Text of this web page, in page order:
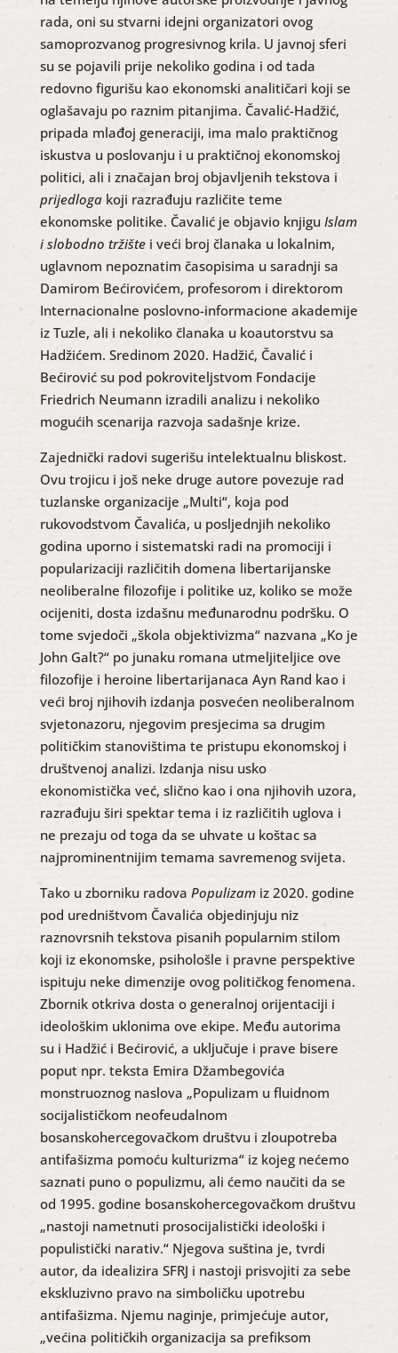
rada, oni su stvarni idejni organizatori ovog
samoprozvanog progresivnog krila. U javnoj sferi
su se pojavili prije nekoliko godina i od tada
redovno figurišu kao ekonomski analitičari koji se
oglašavaju po raznim pitanjima. Čavalić-Hadžić,
pripada mlađoj generaciji, ima malo praktičnog
iskustva u poslovanju i u praktičnoj ekonomskoj
politici, ali i značajan broj objavljenih tekstova i
prijedloga koji razrađuju različite teme
ekonomske politike. Čavalić je objavio knjigu Islam
i slobodno tržištei veći broj članaka u lokalnim,
uglavnom nepoznatim časopisima u saradnji sa
Damirom Bećirovićem, profesorom i direktorom
Internacionalne poslovno-informacione akademije
iz Tuzle, ali i nekoliko članaka u koautorstvu sa
Hadžićem. Sredinom 2020. Hadžić, Čavalić i
Bećirović su pod pokroviteljstvom Fondacije
Friedrich Neumann izradili analizu i nekoliko
mogućih scenarija razvoja sadašnje krize.
Zajednički radovi sugerišu intelektualnu bliskost.
Ovu trojicu i još neke druge autore povezuje rad
tuzlanske organizacije „Multi“, koja pod
rukovodstvom Čavalića, u posljednjih nekoliko
godina uporno i sistematski radi na promociji i
popularizaciji različitih domena libertarijanske
neoliberalne filozofije i politike uz, koliko se može
ocijeniti, dosta izdašnu međunarodnu podršku. O
tome svjedoči „škola objektivizma“ nazvana „Ko je
John Galt?“ po junaku romana utmeljiteljice ove
filozofije i heroine libertarijanaca Ayn Rand kao i
veći broj njihovih izdanja posvećen neoliberalnom
svjetonazoru, njegovim presjecima sa drugim
političkim stanovištima te pristupu ekonomskoj i
društvenoj analizi. Izdanja nisu usko
ekonomistička već, slično kao i ona njihovih uzora,
razrađuju širi spektar tema i iz različitih uglova i
ne prezaju od toga da se uhvate u koštac sa
najprominentnijim temama savremenog svijeta.
Tako u zborniku radova Populizam iz 2020. godine
pod uredništvom Čavalića objedinjuju niz
raznovrsnih tekstova pisanih popularnim stilom
koji iz ekonomske, psihološle i pravne perspektive
ispituju neke dimenzije ovog političkog fenomena.
Zbornik otkriva dosta o generalnoj orijentaciji i
ideološkim uklonima ove ekipe. Među autorima
su i Hadžić i Bećirović, a uključuje i prave bisere
poput npr. teksta Emira Džambegovića
monstruoznog naslova „Populizam u fluidnom
socijalističkom neofeudalnom
bosanskohercegovačkom društvu i zloupotreba
antifašizma pomoću kulturizma“ iz kojeg nećemo
saznati puno o populizmu, ali ćemo naučiti da se
od 1995. godine bosanskohercegovačkom društvu
„nastoji nametnuti prosocijalistički ideološki i
populistički narativ.“ Njegova suština je, tvrdi
autor, da idealizira SFRJ i nastoji prisvojiti za sebe
ekskluzivno pravo na simboličku upotrebu
antifašizma. Njemu naginje, primjećuje autor,
„većina političkih organizacija sa prefiksom